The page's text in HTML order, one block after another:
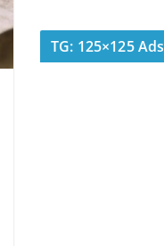
TG: 125×125 Ads